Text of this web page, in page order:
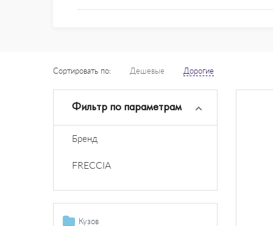
Сортировать по: Дешевые Дорогие
Фильтр по параметрам
Бренд
FRECCIA
Кузов